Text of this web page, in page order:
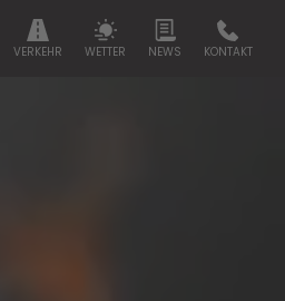
VERKEHR WETTER NEWS KONTAKT